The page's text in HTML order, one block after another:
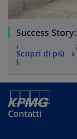
Success
Nuovo
presso IFO
Scopri di più
Contatti